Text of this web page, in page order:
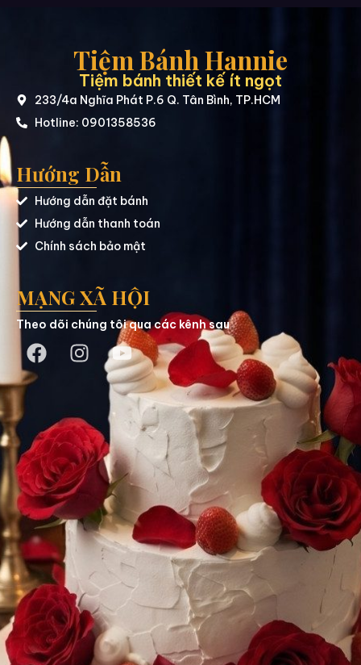
Tiệm Bánh Hannie
Tiệm bánh thiết kế ít ngọt
233/4a Nghĩa Phát P.6 Q. Tân Bình, TP.HCM
Hotline: 0901358536
Hướng Dẫn
Hướng dẫn đặt bánh
Hướng dẫn thanh toán
Chính sách bảo mật
MẠNG XÃ HỘI
Theo dõi chúng tôi qua các kênh sau